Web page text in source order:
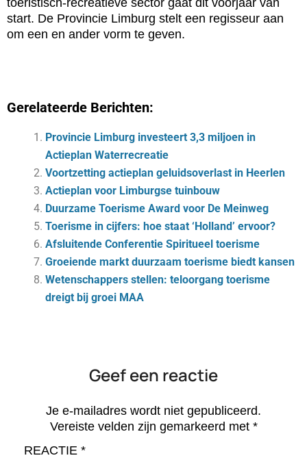
toeristisch-recreatieve sector gaat dit voorjaar van
start. De Provincie Limburg stelt een regisseur aan
om een en ander vorm te geven.
Gerelateerde Berichten:
Provincie Limburg investeert 3,3 miljoen in
Actieplan Waterrecreatie
Voortzetting actieplan geluidsoverlast in Heerlen
Actieplan voor Limburgse tuinbouw
Duurzame Toerisme Award voor De Meinweg
Toerisme in cijfers: hoe staat ‘Holland’ ervoor?
Afsluitende Conferentie Spiritueel toerisme
Groeiende markt duurzaam toerisme biedt kansen
Wetenschappers stellen: teloorgang toerisme
dreigt bij groei MAA
Geef een reactie
Je e-mailadres wordt niet gepubliceerd.
Vereiste velden zijn gemarkeerd met *
REACTIE *